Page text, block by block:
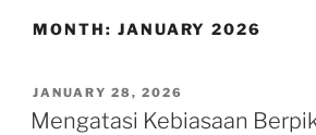
MONTH: JANUARY 2026
POSTED
ON
JANUARY 28, 2026
Mengatasi Kebiasaan